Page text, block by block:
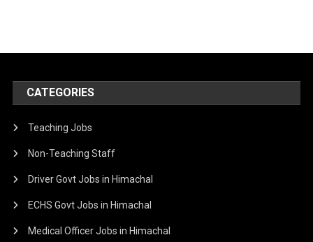
CATEGORIES
Teaching Jobs
Non-Teaching Staff
Driver Govt Jobs in Himachal
ECHS Govt Jobs in Himachal
Medical Officer Jobs in Himachal